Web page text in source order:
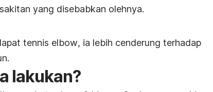
yang disebabkan olehnya.
tennis elbow, ia lebih cenderung terhadap
lakukan?